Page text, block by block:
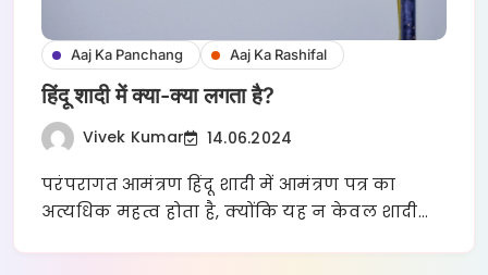
Aaj Ka Panchang Aaj Ka Rashifal
हिंदू शादी में क्या-क्या लगता है?
Vivek Kumar 14.06.2024
परंपरागत आमंत्रण हिंदू शादी में आमंत्रण पत्र का
अत्यधिक महत्व होता है, क्योंकि यह न केवल शादी…